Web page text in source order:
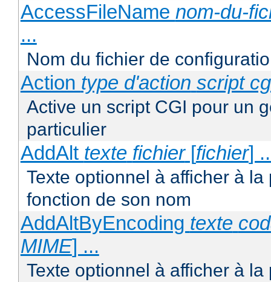
AccessFileName nom-du-
...
Nom du fichier de
Action type d'action script
Active un script CGI pour un
particulier
AddAlt texte fichier[fichier]
Texte optionnel à afficher à
fonction de son nom
AddAltByEncoding texte
MIME] ...
Texte optionnel à afficher à